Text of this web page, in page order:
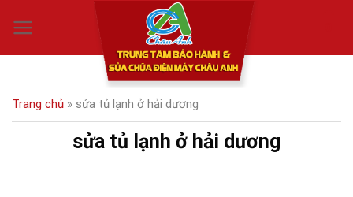
Trang chủ » sửa tủ lạnh ở hải dương
sửa tủ lạnh ở hải dương